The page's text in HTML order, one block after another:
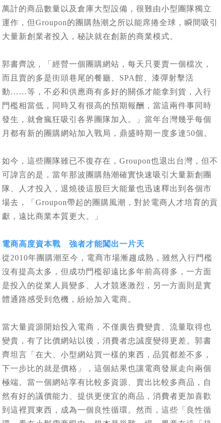
萬計的商品數量以及倉庫大型設備，很難由小型團隊獨立
運作，但Groupon的團購熱潮之所以能席捲全球，瞬間吸引
大量新創業者投入，秘訣就在創新的商業模式。
郭書齊說，「經營一個團購網站，每天只要賣一個檔次，
而且賣的多是街頭巷尾的餐廳、SPA館、漆彈射擊活
動……等，不必和供應商有多好的關係才能拿到貨，入行
門檻相當低，同時又有很高的預期報酬，當這兩件事同時
發生，就會瘋狂吸引各界團隊加入。」當年台灣幾乎每個
月都有新的團購網站加入戰局，鼎盛時期一度多達50個。
如今，這些團隊雖已不復存在，Groupon也退出台灣，但不
可諱言的是，當年那波團購熱潮確實快速吸引大量新創團
隊、人才投入，退燒後這股巨大能量也迅速釋出到各個市
場去，「Groupon帶起的團購風潮，對於電商人才培育的貢
獻，遠比商業本質更大。」
電商高度資本戰 強者才能闖出一片天
從2010年團購潮至今，電商市場漸趨成熟，雖然入行門檻
沒有提高太多，但成功門檻卻遠比多年前高得多，一方面
是投入的從業人員變多、人才競逐激烈，另一方面則是實
體通路感受到危機，紛紛加入電商。
當大量資源開始投入電商，不僅廣告費變貴、流量取得也
變貴，有了比價網站以後，消費者忠誠度變得更差。郭書
齊坦言「在大、小型網站買一樣的東西，品質都差不多，
下一步比的就是價格」，這個結果也讓電商發展走向兩個
極端。當一個網站享有比較多資源、賣出比較多商品，自
然有好的議價能力、提供更便宜的商品，消費者更加喜歡
到這裡買東西，成為一個良性循環。然而，這些「良性循